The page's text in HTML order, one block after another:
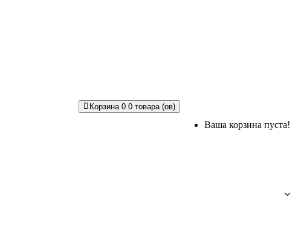
Корзина 0 0 товара (ов)
Ваша корзина пуста!